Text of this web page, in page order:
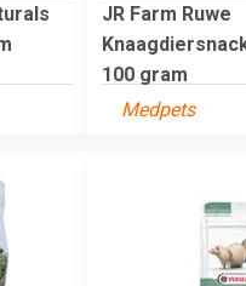
JR Farm Ruwe
100 gram
Medpets